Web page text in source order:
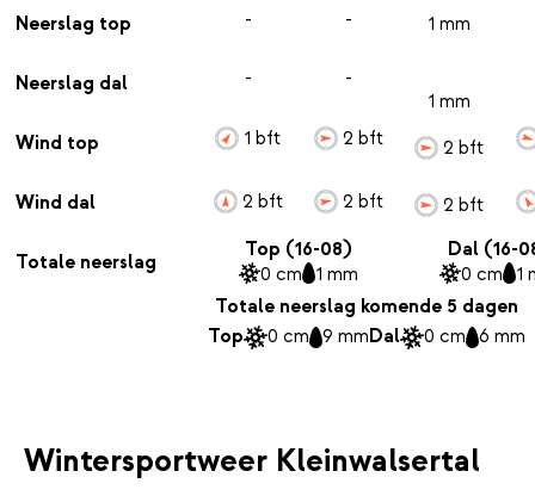
Neerslag top
Neerslag dal
Wind top
Wind dal
Totale neerslag
-
-
1 bft
2 bft
-
-
2 bft
2 bft
1 mm
1 mm
2 bft
2 bft
Top (16-08)
0 cm 1 mm
Dal (16-
0 cm 1
Totale neerslag komende 5 dagen
Top
0 cm 9 mmDal 0 cm 6 mm
Wintersportweer Kleinwalsertal